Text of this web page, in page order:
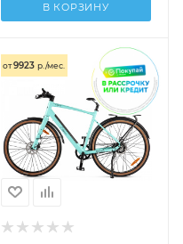
В КОРЗИНУ
от9923 р./мес.